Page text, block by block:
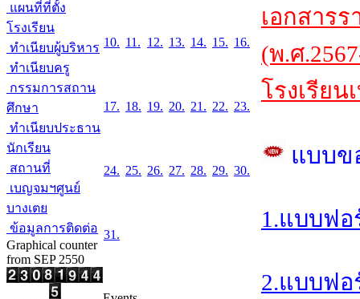
แผนที่ที่ตั้ง
โรงเรียน
ทำเนียบผู้บริหาร
ทำเนียบครู
กรรมการสถาน
ศึกษา
ทำเนียบประธาน
นักเรียน
สถานที่
เบญจมฯศูนย์
บางเตย
ข้อมูลการติดต่อ
Graphical counter
from SEP 2550
10. 11. 12. 13. 14. 15. 16.
17. 18. 19. 20. 21. 22. 23.
24. 25. 26. 27. 28. 29. 30.
31.
เอกสาร
(พ.ศ
โรงเรีย
แบบข
1.แบบฟ
2.แบบฟ